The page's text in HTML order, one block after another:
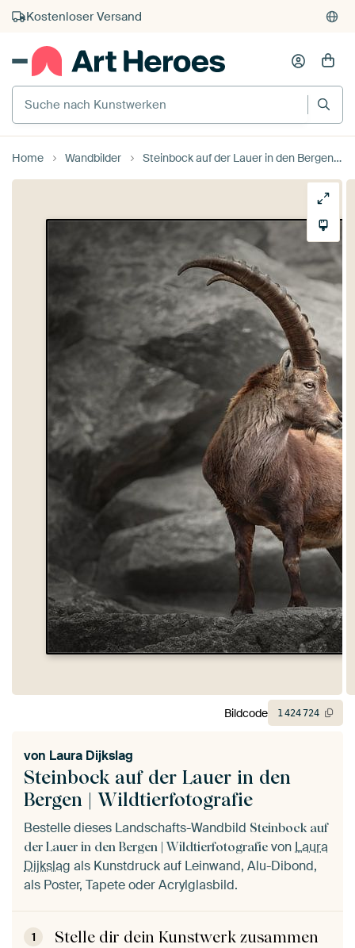
Kauf auf Rechnung
Individueller Druck auf Bestellung
Suche nach Kunstwerken
Home Wandbilder Steinbock auf der Lauer in den Bergen | Wildtierfotografie von Laura Dijkslag
Steinbock auf der Lauer in den
Bergen | Wildtierfotografie
von Laura Dijkslag
Bestelle dieses Landschafts-Wandbild Steinbock auf
der Lauer in den Bergen | Wildtierfotografie vonLaura
Dijkslag als Kunstdruck auf Leinwand, Alu-Dibond,
als Poster, Tapete oder Acrylglasbild.
1 Stelle dir dein Kunstwerk zusammen
Bildcode 1424724